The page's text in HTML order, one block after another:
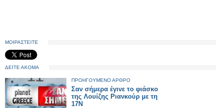
ΜΟΙΡΑΣΤΕΙΤΕ
ΔΕΙΤΕ ΑΚΟΜΑ
ΠΡΟΗΓΟΥΜΕΝΟ ΑΡΘΡΟ
Σαν σήμερα έγινε το φιάσκο
της Λουίζης Ριανκούρ με τη
17Ν